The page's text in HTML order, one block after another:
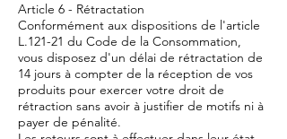
Article 6 - Rétractation
Conformément aux dispositions de l'article
L.121-21 du Code de la Consommation,
vous disposez d'un délai de rétractation de
14 jours à compter de la réception de vos
produits pour exercer votre droit de
rétraction sans avoir à justifier de motifs ni à
payer de pénalité.